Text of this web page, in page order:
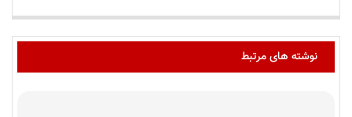
نوشته های مرتبط